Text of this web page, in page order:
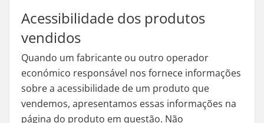
Acessibilidade dos produtos
vendidos
Quando um fabricante ou outro operador
económico responsável nos fornece informações
sobre a acessibilidade de um produto que
vendemos, apresentamos essas informações na
página do produto em questão. Não